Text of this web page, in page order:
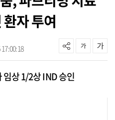
자 투여
임상 1/2상 IND 승인